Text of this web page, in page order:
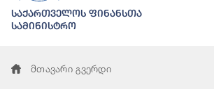
საქართველოს ფინანსთა
სამინისტრო
მთავარი გვერდი